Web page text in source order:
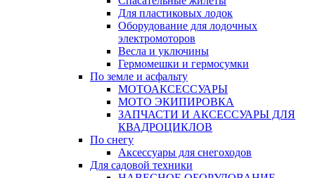
Для пластиковых лодок
Оборудование для лодочных
электромоторов
Весла и уключины
Гермомешки и гермосумки
По земле и асфальту
МОТОАКСЕССУАРЫ
МОТО ЭКИПИРОВКА
ЗАПЧАСТИ И АКСЕССУАРЫ ДЛЯ
КВАДРОЦИКЛОВ
По снегу
Аксессуары для снегоходов
Для садовой техники